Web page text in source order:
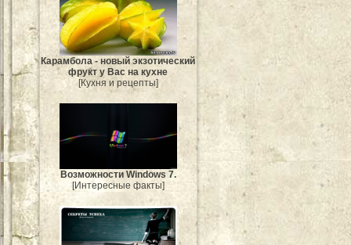
Карамбола - новый экзотический
фрукт у Вас на кухне
[Кухня и рецепты]
Возможности Windows 7.
[Интересные факты]